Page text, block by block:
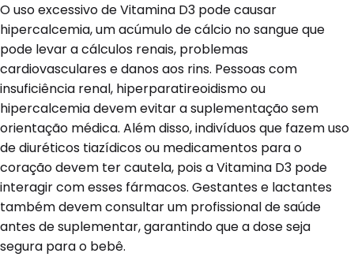
O uso excessivo de Vitamina D3 pode causar
hipercalcemia, um acúmulo de cálcio no sangue que
pode levar a cálculos renais, problemas
cardiovasculares e danos aos rins. Pessoas com
insuficiência renal, hiperparatireoidismo ou
hipercalcemia devem evitar a suplementação sem
orientação médica. Além disso, indivíduos que fazem uso
de diuréticos tiazídicos ou medicamentos para o
coração devem ter cautela, pois a Vitamina D3 pode
interagir com esses fármacos. Gestantes e lactantes
também devem consultar um profissional de saúde
antes de suplementar, garantindo que a dose seja
segura para o bebê.